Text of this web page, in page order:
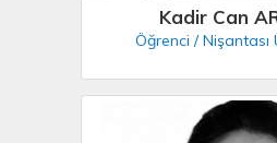
Kadir Can
Öğrenci / Nişantası